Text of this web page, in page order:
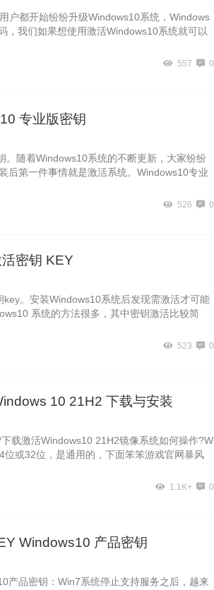
户都开始纷纷升级Windows10系统，Windows
，我们如果想使用激活Windows10系统就可以
557 0
专业版密钥
随着Windows10系统的不断更新，大家纷纷
后第一件事情就是激活系统。Windows10专业
526 0
密钥 KEY
。安装Windows10系统后发现需激活才可能
系统的方法很多，其中密钥激活比较简
523 0
10 21H2 下载与安装
载激活Windows10 21H2镜像系统如何操作?W
或32位，是通用的，下面笨笨游戏官网暴风
1.1K+ 0
Windows10 产品密钥
产品密钥：Win7系统停止支持服务之后，越来